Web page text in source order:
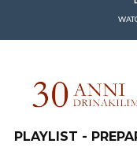
PLAYLIST -